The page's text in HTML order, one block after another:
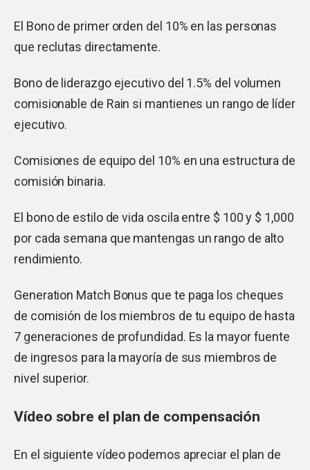
El Bono de primer orden del 10% en las personas
que reclutas directamente.
Bono de liderazgo ejecutivo del 1.5% del volumen
comisionable de Rain si mantienes un rango de líder
ejecutivo.
Comisiones de equipo del 10% en una estructura de
comisión binaria.
El bono de estilo de vida oscila entre $ 100 y $ 1,000
por cada semana que mantengas un rango de alto
rendimiento.
Generation Match Bonus que te paga los cheques
de comisión de los miembros de tu equipo de hasta
7 generaciones de profundidad. Es la mayor fuente
de ingresos para la mayoría de sus miembros de
nivel superior.
Vídeo sobre el plan de compensación
En el siguiente vídeo podemos apreciar el plan de